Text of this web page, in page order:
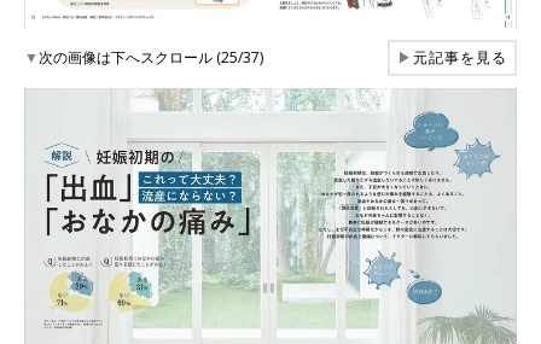
▼次の画像は下へスクロール (25/37) ▶元記事を見る